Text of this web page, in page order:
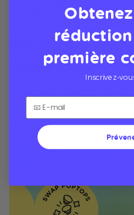
Protégez
votre paix
Protection certifiée contre
garder votre phone et vos
sécurité
première
Inscrivez-